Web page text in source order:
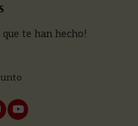
que te han hecho!